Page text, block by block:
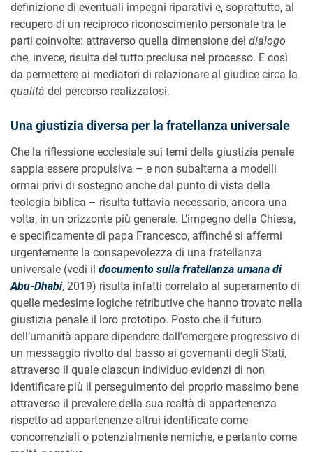
definizione di eventuali impegni riparativi e, soprattutto, al
recupero di un reciproco riconoscimento personale tra le
parti coinvolte: attraverso quella dimensione del dialogo
che, invece, risulta del tutto preclusa nel processo. E così
da permettere ai mediatori di relazionare al giudice circa la
qualità del percorso realizzatosi.
Una giustizia diversa per la fratellanza universale
Che la riflessione ecclesiale sui temi della giustizia penale
sappia essere propulsiva – e non subalterna a modelli
ormai privi di sostegno anche dal punto di vista della
teologia biblica – risulta tuttavia necessario, ancora una
volta, in un orizzonte più generale. L’impegno della Chiesa,
e specificamente di papa Francesco, affinché si affermi
urgentemente la consapevolezza di una fratellanza
universale (vedi il documento sulla fratellanza umana di
Abu-Dhabi, 2019) risulta infatti correlato al superamento di
quelle medesime logiche retributive che hanno trovato nella
giustizia penale il loro prototipo. Posto che il futuro
dell’umanità appare dipendere dall’emergere progressivo di
un messaggio rivolto dal basso ai governanti degli Stati,
attraverso il quale ciascun individuo evidenzi di non
identificare più il perseguimento del proprio massimo bene
attraverso il prevalere della sua realtà di appartenenza
rispetto ad appartenenze altrui identificate come
concorrenziali o potenzialmente nemiche, e pertanto come